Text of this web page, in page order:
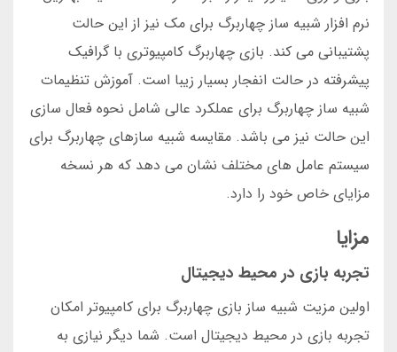
نرم افزار شبیه ساز چهاربرگ برای مک نیز از این حالت
پشتیبانی می کند. بازی چهاربرگ کامپیوتری با گرافیک
پیشرفته در حالت انفجار بسیار زیبا است. آموزش تنظیمات
شبیه ساز چهاربرگ برای عملکرد عالی شامل نحوه فعال سازی
این حالت نیز می باشد. مقایسه شبیه سازهای چهاربرگ برای
سیستم عامل های مختلف نشان می دهد که هر نسخه
مزایای خاص خود را دارد.
مزایا
تجربه بازی در محیط دیجیتال
اولین مزیت شبیه ساز بازی چهاربرگ برای کامپیوتر امکان
تجربه بازی در محیط دیجیتال است. شما دیگر نیازی به